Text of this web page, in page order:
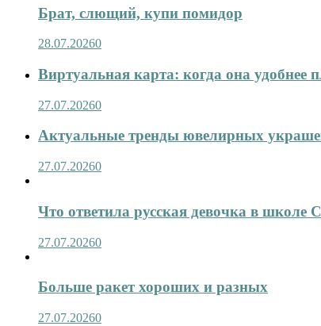
Брат, слющий, купи помидор
28.07.20260
Виртуальная карта: когда она удобнее
27.07.20260
Актуальные тренды ювелирных
27.07.20260
Что ответила русская девочка в
27.07.20260
Больше ракет хороших и разных
27.07.20260